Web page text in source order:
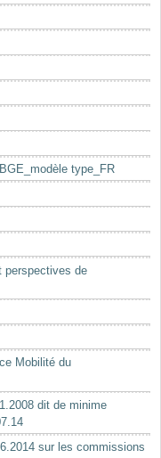
type_FR
perspectives de
Mobilité du
dit de minime
sur les commissions